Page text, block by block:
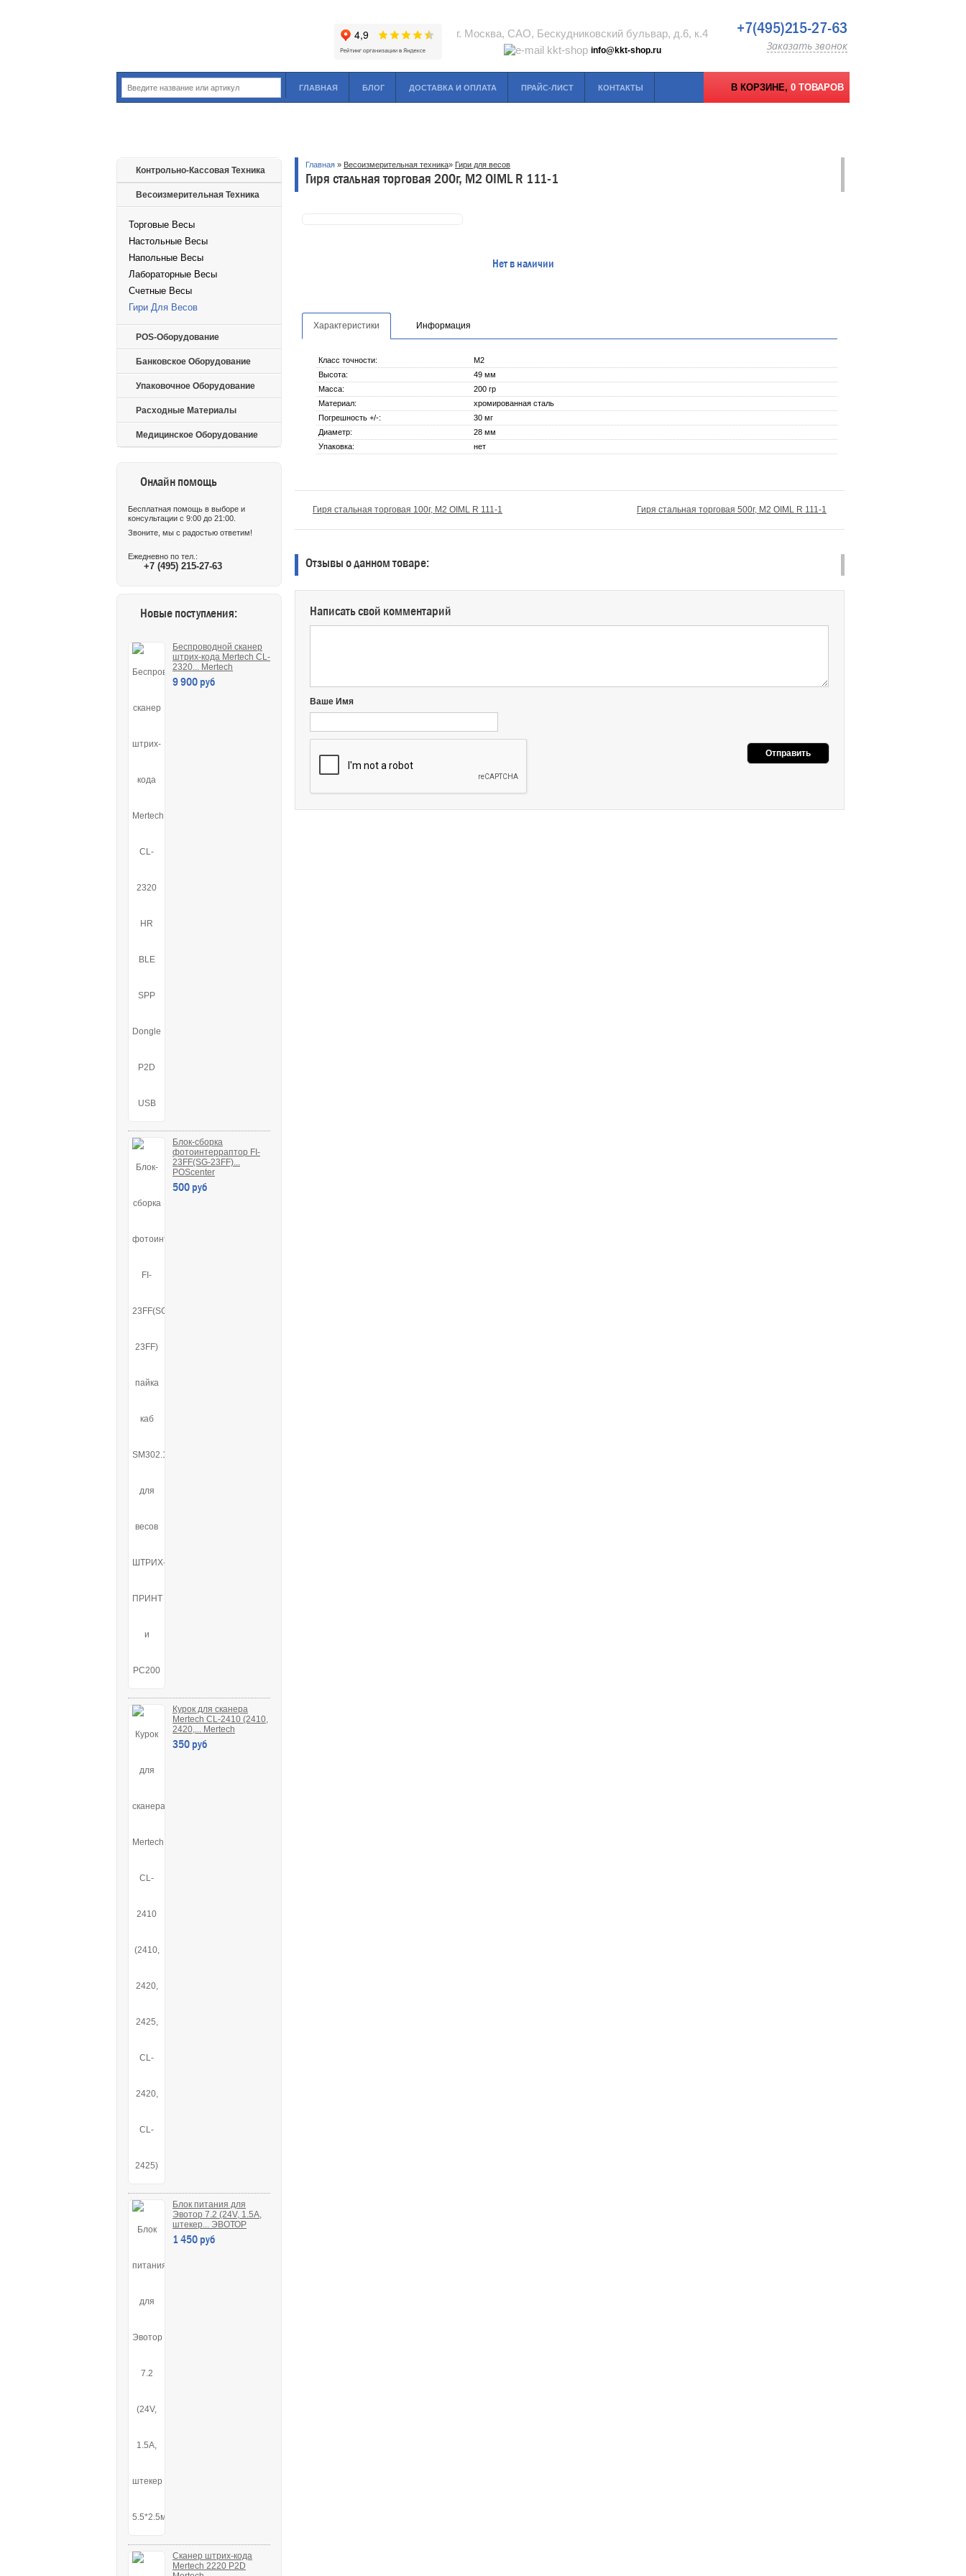
г. Москва, САО, Бескудниковский бульвар, д.6, к.4
info@kkt-shop.ru
+7(495)215-27-63
Заказать звонок
ГЛАВНАЯ БЛОГ ДОСТАВКА И ОПЛАТА ПРАЙС-ЛИСТ КОНТАКТЫ В КОРЗИНЕ, 0 ТОВАРОВ
Контрольно-Кассовая Техника
Весоизмерительная Техника
Торговые Весы
Настольные Весы
Напольные Весы
Лабораторные Весы
Счетные Весы
Гири Для Весов
POS-Оборудование
Банковское Оборудование
Упаковочное Оборудование
Расходные Материалы
Медицинское Оборудование
Онлайн помощь
Бесплатная помощь в выборе и
консультации с 9:00 до 21:00.
Звоните, мы с радостью ответим!
Ежедневно по тел.:
+7 (495) 215-27-63
Новые поступления:
Беспроводной сканер
штрих-кода Mertech CL-
2320... Mertech
9 900 руб
Блок-сборка
фотоинтерраптор FI-
23FF(SG-23FF)...
POScenter
500 руб
Курок для сканера
Mertech CL-2410 (2410,
2420,... Mertech
350 руб
Блок питания для
Эвотор 7.2 (24V, 1.5A,
штекер... ЭВОТОР
1 450 руб
Сканер штрих-кода
Mertech 2220 P2D
Главная » Весоизмерительная техника» Гири для весов
Гиря стальная торговая 200г, М2 OIML R 111-1
Нет в наличии
Характеристики Информация
Класс точности:
М2
Высота:
49 мм
Масса:
200 гр
Материал:
хромированная сталь
Погрешность +/-:
30 мг
Диаметр:
28 мм
Упаковка:
нет
Гиря стальная торговая 100г, М2 OIML R 111-1 Гиря стальная торговая 500г, М2 OIML R 111-1
Отзывы о данном товаре:
Написать свой комментарий
Ваше Имя